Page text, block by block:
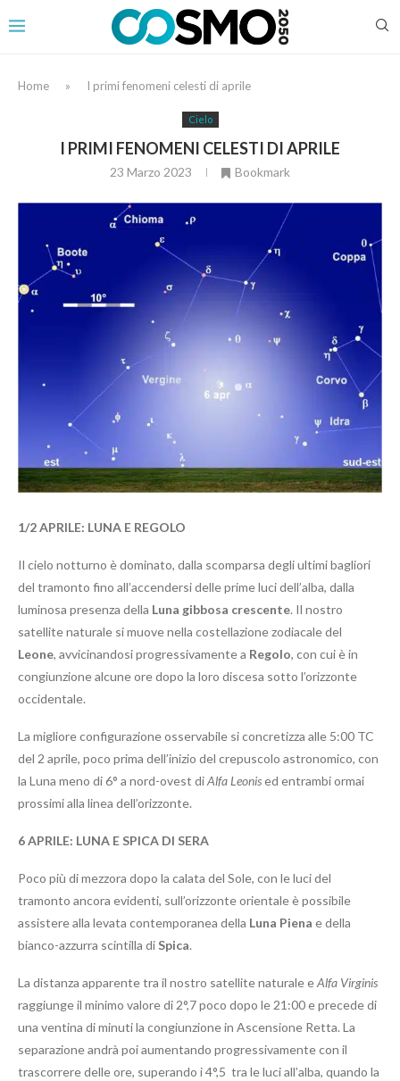
Home » I primi fenomeni celesti di aprile
Cielo
I PRIMI FENOMENI CELESTI DI APRILE
23 Marzo 2023 Bookmark
1/2 APRILE: LUNA E REGOLO
Il cielo notturno è dominato, dalla scomparsa degli ultimi bagliori
del tramonto fino all’accendersi delle prime luci dell’alba, dalla
luminosa presenza della Luna gibbosa crescente. Il nostro
satellite naturale si muove nella costellazione zodiacale del
Leone, avvicinandosi progressivamente a Regolo, con cui è in
congiunzione alcune ore dopo la loro discesa sotto l’orizzonte
occidentale.
La migliore configurazione osservabile si concretizza alle 5:00 TC
del 2 aprile, poco prima dell’inizio del crepuscolo astronomico, con
la Luna meno di 6° a nord-ovest diAlfa Leonised entrambi ormai
prossimi alla linea dell’orizzonte.
6 APRILE: LUNA E SPICA DI SERA
Poco più di mezzora dopo la calata del Sole, con le luci del
tramonto ancora evidenti, sull’orizzonte orientale è possibile
assistere alla levata contemporanea della Luna Piena e della
bianco-azzurra scintilla di Spica.
La distanza apparente tra il nostro satellite naturale eAlfa Virginis
raggiunge il minimo valore di 2°,7 poco dopo le 21:00 e precede di
una ventina di minuti la congiunzione in Ascensione Retta. La
separazione andrà poi aumentando progressivamente con il
trascorrere delle ore, superando i 4°,5 tra le luci all’alba, quando la